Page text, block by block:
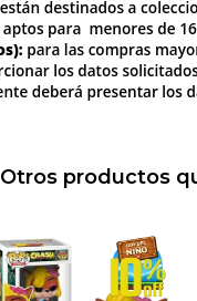
Otros productos